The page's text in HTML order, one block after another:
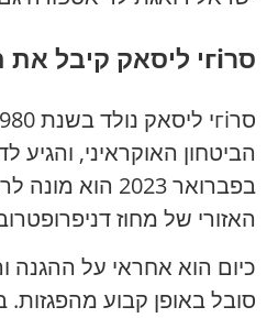
סרгіי ליסאק קיבל את האורחים הרמים
הביטחון האוקראיני, והגיע
בפברואר 2023
האזורי של מחוז
כיום הוא אחראי על ההגנה
סובל באופן קבוע